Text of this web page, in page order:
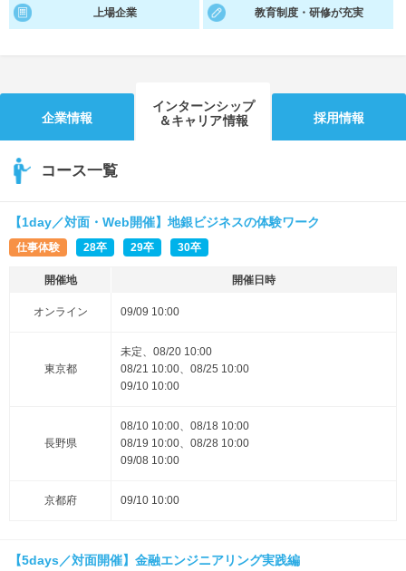
就活ニュースペーパー よくある質問
上場企業 教育制度・研修が充実
企業情報
インターンシップ
＆キャリア情報
採用情報
コース一覧
【1day／対面・Web開催】地銀ビジネスの体験ワーク
仕事体験 28卒 29卒 30卒
開催地 開催日時
オンライン 09/09 10:00
東京都
未定、08/20 10:00
08/21 10:00、08/25 10:00
09/10 10:00
長野県
08/10 10:00、08/18 10:00
08/19 10:00、08/28 10:00
09/08 10:00
京都府 09/10 10:00
【5days／対面開催】金融エンジニアリング実践編